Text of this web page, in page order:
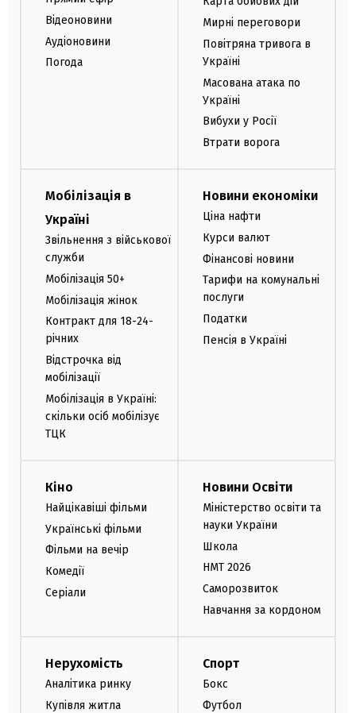
Відеоновини
Аудіоновини
Погода
Мирні переговори
Повітряна тривога в
Україні
Масована атака по
Україні
Вибухи у Росії
Втрати ворога
Мобілізація в
Україні
Звільнення з військової
служби
Мобілізація 50+
Мобілізація жінок
Контракт для 18-24-
річних
Відстрочка від
мобілізації
Мобілізація в Україні:
скільки осіб мобілізує
ТЦК
Новини економіки
Ціна нафти
Курси валют
Фінансові новини
Тарифи на комунальні
послуги
Податки
Пенсія в Україні
Кіно
Найцікавіші фільми
Українські фільми
Фільми на вечір
Комедії
Серіали
Новини Освіти
Міністерство освіти та
науки України
Школа
НМТ 2026
Саморозвиток
Навчання за кордоном
Нерухомість
Аналітика ринку
Купівля житла
Спорт
Бокс
Футбол